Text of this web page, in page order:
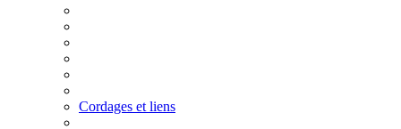
Cordages et liens